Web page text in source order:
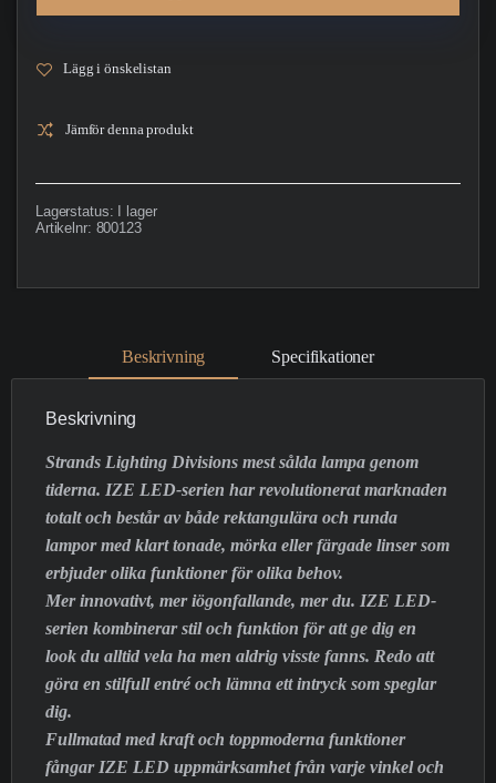
Lägg i önskelistan
Jämför denna produkt
Lagerstatus:
I lager
Artikelnr: 800123
Beskrivning Specifikationer
Beskrivning
Strands Lighting Divisions mest sålda lampa genom
tiderna. IZE LED-serien har revolutionerat marknaden
totalt och består av både rektangulära och runda
lampor med klart tonade, mörka eller färgade linser som
erbjuder olika funktioner för olika behov.
Mer innovativt, mer iögonfallande, mer du. IZE LED-
serien kombinerar stil och funktion för att ge dig en
look du alltid vela ha men aldrig visste fanns. Redo att
göra en stilfull entré och lämna ett intryck som speglar
dig.
Fullmatad med kraft och toppmoderna funktioner
fångar IZE LED uppmärksamhet från varje vinkel och